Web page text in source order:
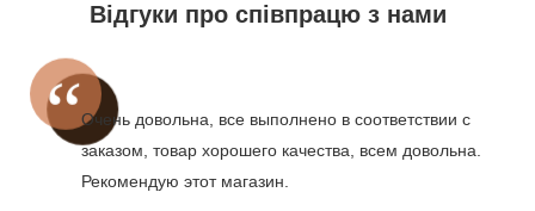
Відгуки про співпрацю з нами
Очень довольна, все выполнено в соответствии с
заказом, товар хорошего качества, всем довольна.
Рекомендую этот магазин.